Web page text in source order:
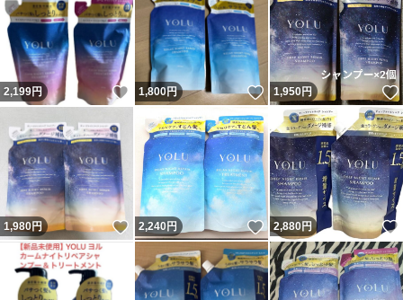
2,199円 いいね！
1,800円 いいね！
1,950円
1,980円 いいね！
2,240円 いいね！
2,880円